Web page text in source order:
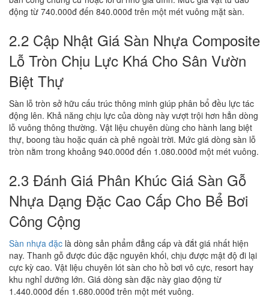
động từ 740.000đ đến 840.000đ trên một mét vuông mặt sàn.
2.2 Cập Nhật Giá Sàn Nhựa Composite
Lỗ Tròn Chịu Lực Khá Cho Sân Vườn
Biệt Thự
Sàn lỗ tròn sở hữu cấu trúc thông minh giúp phân bổ đều lực tác
động lên. Khả năng chịu lực của dòng này vượt trội hơn hẳn dòng
lỗ vuông thông thường. Vật liệu chuyên dùng cho hành lang biệt
thự, boong tàu hoặc quán cà phê ngoài trời. Mức giá dòng sàn lỗ
tròn nằm trong khoảng 940.000đ đến 1.080.000đ một mét vuông.
2.3 Đánh Giá Phân Khúc Giá Sàn Gỗ
Nhựa Dạng Đặc Cao Cấp Cho Bể Bơi
Công Cộng
Sàn nhựa đặc là dòng sản phẩm đẳng cấp và đắt giá nhất hiện
nay. Thanh gỗ được đúc đặc nguyên khối, chịu được mật độ đi lại
cực kỳ cao. Vật liệu chuyên lót sàn cho hồ bơi vô cực, resort hay
khu nghỉ dưỡng lớn. Giá dòng sàn đặc này giao động từ
1.440.000đ đến 1.680.000đ trên một mét vuông.